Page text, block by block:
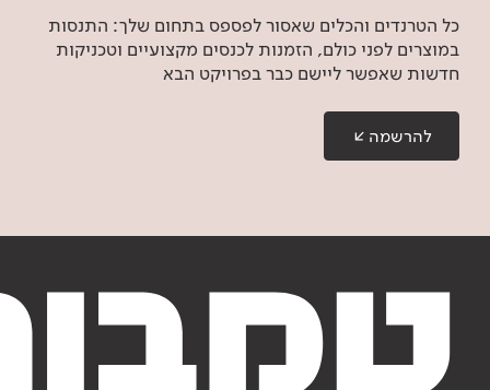
כל הטרנדים והכלים שאסור לפספס בתחום שלך: התנסות
במוצרים לפני כולם, הזמנות לכנסים מקצועיים וטכניקות
חדשות שאפשר ליישם כבר בפרויקט הבא
להרשמה